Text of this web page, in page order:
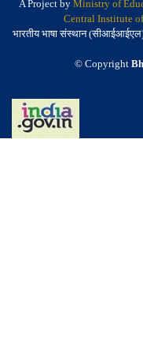
A Project by Ministry of
Central Institute
भारतीय भाषा संस्थान (सीआईआईएल),
© Copyright